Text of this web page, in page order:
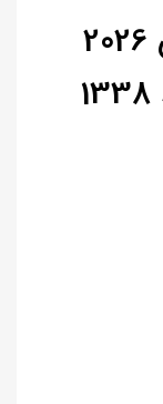
رینگ BBS بی بی اس 2026